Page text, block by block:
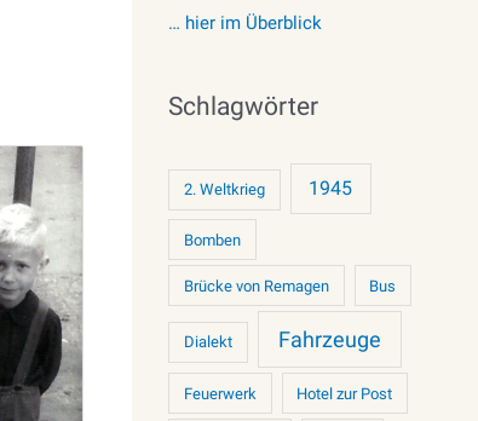
… hier im Überblick
Schlagwörter
2. Weltkrieg 1945
Bomben
Brücke von Remagen Bus
Dialekt Fahrzeuge
Feuerwerk Hotel zur Post